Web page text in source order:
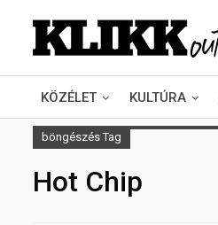
KÖZÉLET KULTÚRA
böngészés Tag
Hot Chip